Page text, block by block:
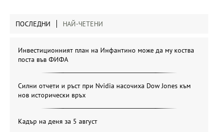
ПОСЛЕДНИ НАЙ-ЧЕТЕНИ
Инвестиционният план на Инфантино може да му коства
поста във ФИФА
Силни отчети и ръст при Nvidia насочиха Dow Jones към
нов исторически връх
Кадър на деня за 5 август